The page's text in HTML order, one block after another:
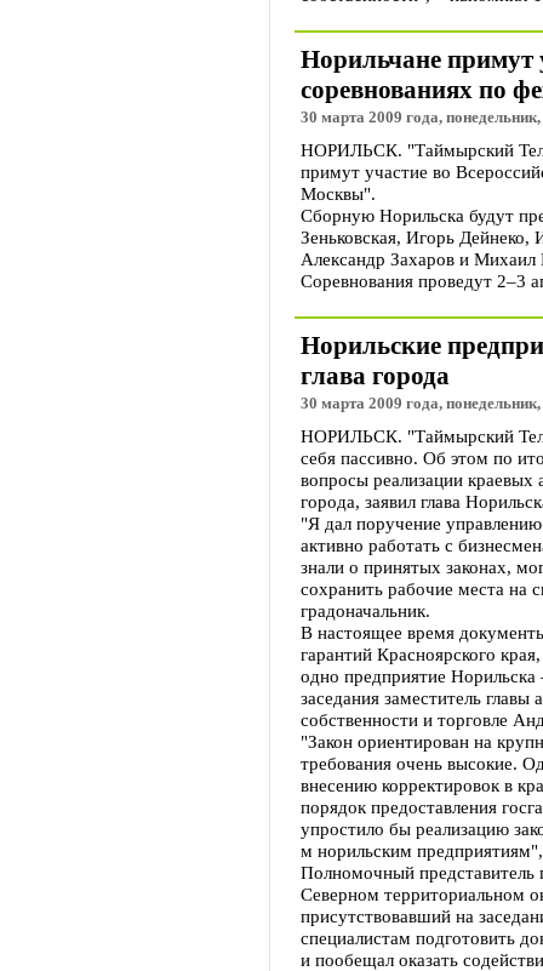
Норильчане примут
соревнованиях по
30 марта 2009 года,
НОРИЛЬСК. "Таймырский
примут участие во
Москвы".
Сборную Норильска будут
Зеньковская, Игорь
Александр Захаров и
Соревнования проведут 2–3
Норильские
глава города
30 марта 2009 года,
НОРИЛЬСК. "Таймырский
себя пассивно. Об этом по
вопросы реализации краевых
города, заявил глава
"Я дал поручение
активно работать с
знали о принятых законах,
сохранить рабочие места на
градоначальник.
В настоящее время
гарантий Красноярского
одно предприятие
заседания заместитель
собственности и торговле
"Закон ориентирован на
требования очень высокие.
внесению корректировок в
порядок предоставления
упростило бы реализацию
м норильским
Полномочный представитель
Северном территориальном
присутствовавший на
специалистам подготовить
и пообещал оказать